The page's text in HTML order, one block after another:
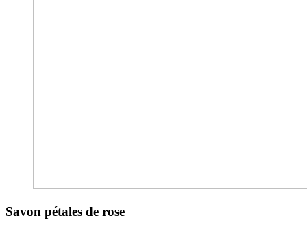
Savon pétales de rose